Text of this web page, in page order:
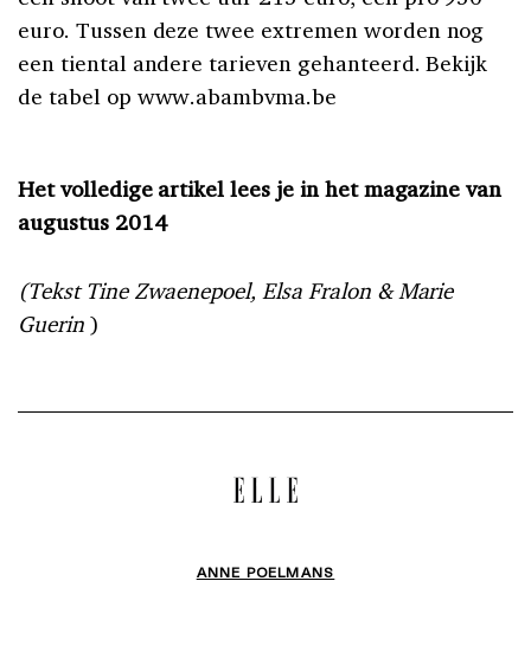
euro. Tussen deze twee extremen worden nog
een tiental andere tarieven gehanteerd. Bekijk
de tabel op www.abambvma.be
Het volledige artikel lees je in het magazine van
augustus 2014
(Tekst Tine Zwaenepoel, Elsa Fralon & Marie
Guerin)
ANNE POELMANS